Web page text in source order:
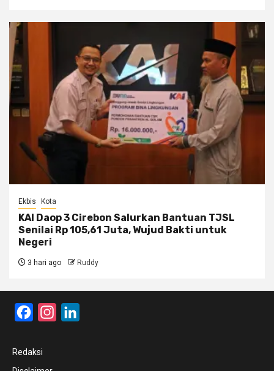
Ekbis Kota
KAI Daop 3 Cirebon Salurkan Bantuan TJSL
Senilai Rp 105,61 Juta, Wujud Bakti untuk
Negeri
3 hari ago Ruddy
FacebookInstagram
Redaksi